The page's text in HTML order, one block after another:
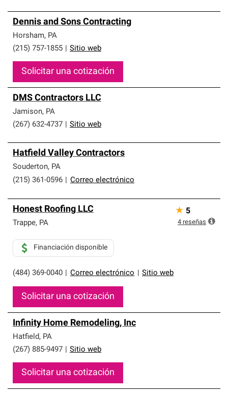
Dennis and Sons Contracting
Horsham, PA
(215) 757-1855
Sitio web
Solicitar una cotización
DMS Contractors LLC
Jamison, PA
(267) 632-4737
Sitio web
Hatfield Valley Contractors
Souderton, PA
(215) 361-0596
Correo electrónico
Honest Roofing LLC
Trappe, PA
(484) 369-0040 Correo electrónico Sitio web
Financiación disponible
Solicitar una cotización
★ 5
4 reseñas
Infinity Home Remodeling, Inc
Hatfield, PA
(267) 885-9497
Sitio web
Solicitar una cotización